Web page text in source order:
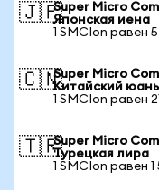
🇯🇵Super Micro
Японская иена
1 SMCIon равен 5
🇨🇳Super Micro
Китайский юань
1 SMCIon равен
🇹🇷Super Micro
Турецкая лира
1 SMCIon равен